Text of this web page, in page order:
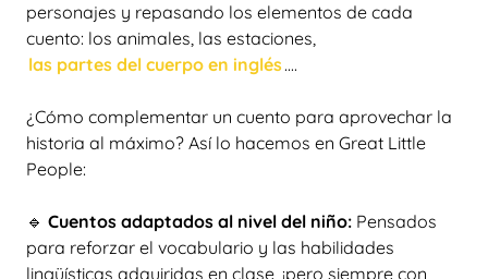
personajes y repasando los elementos de cada
cuento: los animales, las estaciones,
las partes del cuerpo en inglés....
¿Cómo complementar un cuento para aprovechar la
historia al máximo? Así lo hacemos en Great Little
People:
🔹 Cuentos adaptados al nivel del niño: Pensados
para reforzar el vocabulario y las habilidades
lingüísticas adquiridas en clase, ¡pero siempre con